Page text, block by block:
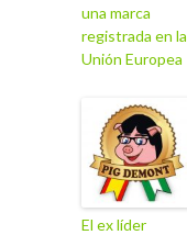
una marca
registrada en la
Unión Europea
El ex líder